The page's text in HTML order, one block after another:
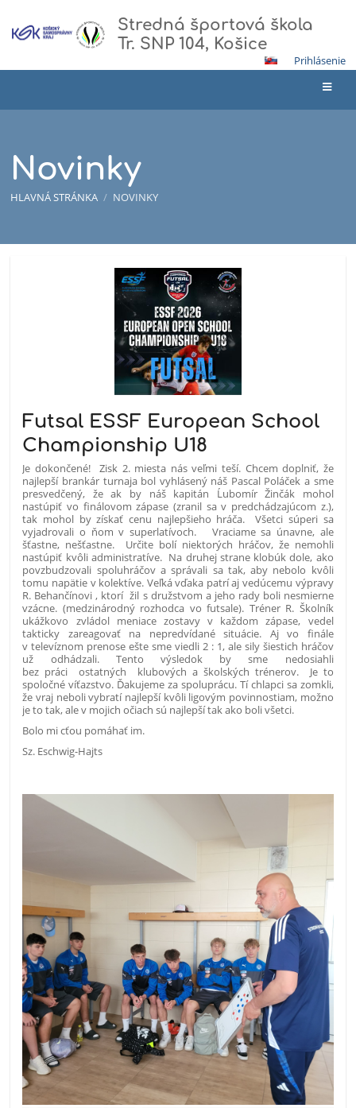
Stredná športová škola
Tr. SNP 104, Košice
Prihlásenie
Novinky
HLAVNÁ STRÁNKA / NOVINKY
Futsal ESSF European School
Championship U18
Je dokončené! Zisk 2. miesta nás veľmi teší. Chcem doplniť, že
najlepší brankár turnaja bol vyhlásený náš Pascal Poláček a sme
presvedčený, že ak by náš kapitán Ĺubomír Žinčák mohol
nastúpiť vo finálovom zápase (zranil sa v predchádzajúcom z.),
tak mohol by získať cenu najlepšieho hráča. Všetci súperi sa
vyjadrovali o ňom v superlatívoch. Vraciame sa únavne, ale
šťastne, nešťastne. Určite bolí niektorých hráčov, že nemohli
nastúpiť kvôli administratíve. Na druhej strane klobúk dole, ako
povzbudzovali spoluhráčov a správali sa tak, aby nebolo kvôli
tomu napätie v kolektíve. Veľká vďaka patrí aj vedúcemu výpravy
R. Behančínovi , ktorí žil s družstvom a jeho rady boli nesmierne
vzácne. (medzinárodný rozhodca vo futsale). Tréner R. Školník
ukážkovo zvládol meniace zostavy v každom zápase, vedel
takticky zareagovať na nepredvídané situácie. Aj vo finále
v televíznom prenose ešte sme viedli 2 : 1, ale sily šiestich hráčov
už odhádzali. Tento výsledok by sme nedosiahli
bez práci ostatných klubových a školských trénerov. Je to
spoločné víťazstvo. Ďakujeme za spoluprácu. Tí chlapci sa zomkli,
že vraj neboli vybratí najlepší kvôli ligovým povinnostiam, možno
je to tak, ale v mojich očiach sú najlepší tak ako boli všetci.
Bolo mi cťou pomáhať im.
Sz. Eschwig-Hajts